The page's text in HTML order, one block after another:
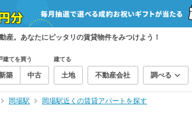
産。あなたにピッタリの賃貸物件をみつけよう！
建てを買う
築 中古
建てる
土地 不動産会社 調べる
岡場駅 岡場駅近くの賃貸アパートを探す